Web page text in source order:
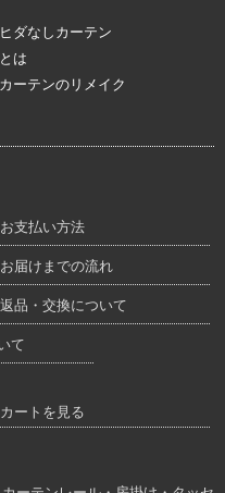
ヒダなしカーテン
とは
カーテンのリメイク
お支払い方法
お届けまでの流れ
返品・交換について
て
カートを見る